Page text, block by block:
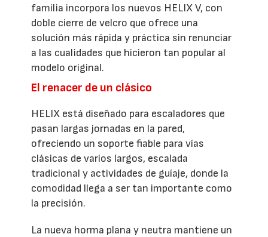
familia incorpora los nuevos HELIX V, con
doble cierre de velcro que ofrece una
solución más rápida y práctica sin renunciar
a las cualidades que hicieron tan popular al
modelo original.
El renacer de un clásico
HELIX está diseñado para escaladores que
pasan largas jornadas en la pared,
ofreciendo un soporte fiable para vías
clásicas de varios largos, escalada
tradicional y actividades de guíaje, donde la
comodidad llega a ser tan importante como
la precisión.
La nueva horma plana y neutra mantiene un